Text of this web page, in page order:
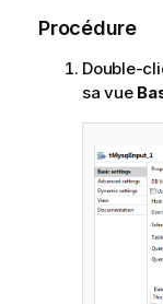
Procédure
Double-
sa vue